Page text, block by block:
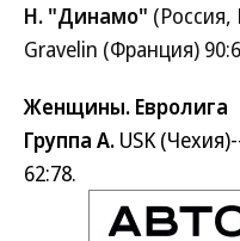
H. "Динамо" (Россия,
Gravelin (Франция)
Женщины. Евролига
Группа A. USK
62:78.